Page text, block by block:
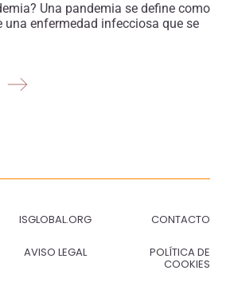
Una pandemia se define como
una enfermedad infecciosa que se
ISGLOBAL.ORG CONTACTO
AVISO LEGAL POLÍTICA DE
COOKIES